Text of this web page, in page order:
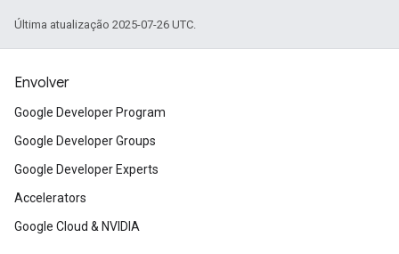
Última atualização 2025-07-26 UTC.
Envolver
Google Developer Program
Google Developer Groups
Google Developer Experts
Accelerators
Google Cloud & NVIDIA